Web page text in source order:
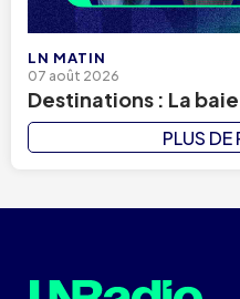
LN MATIN
07 août 2026
Destinations : La
PLUS